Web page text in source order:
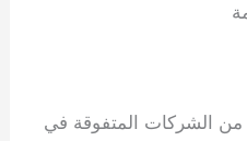
من الشركات المتفوقة في